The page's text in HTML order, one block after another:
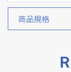
商品規格
R